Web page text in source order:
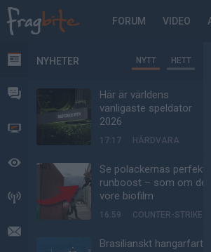
FORUM VIDEO
NYHETER
BEVAKAT
HÄNDELSER
NYHETER NYTT HETT
Här är världens
vanligaste speldator
2026
17:17 HÅRDVARA
Se polackernas perfekta
runboost – som om det
vore biofilm
16:59 COUNTER-STRIKE
Brasilianskt hangarfartyg